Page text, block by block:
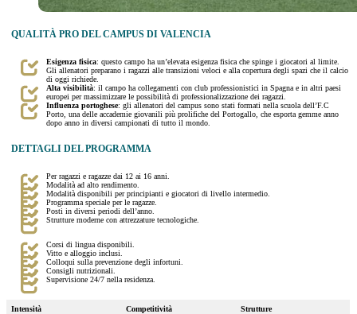
QUALITÀ PRO DEL CAMPUS DI VALENCIA
Esigenza fisica: questo campo ha un’elevata esigenza fisica che spinge i giocatori al limite.
Gli allenatori preparano i ragazzi alle transizioni veloci e alla copertura degli spazi che il calcio
di oggi richiede.
Alta visibilità: il campo ha collegamenti con club professionistici in Spagna e in altri paesi
europei per massimizzare le possibilità di professionalizzazione dei ragazzi.
Influenza portoghese: gli allenatori del campus sono stati formati nella scuola dell’F.C
Porto, una delle accademie giovanili più prolifiche del Portogallo, che esporta gemme anno
dopo anno in diversi campionati di tutto il mondo.
DETTAGLI DEL PROGRAMMA
Per ragazzi e ragazze dai 12 ai 16 anni.
Modalità ad alto rendimento.
Modalità disponibili per principianti e giocatori di livello intermedio.
Programma speciale per le ragazze.
Posti in diversi periodi dell’anno.
Strutture moderne con attrezzature tecnologiche.
Corsi di lingua disponibili.
Vitto e alloggio inclusi.
Colloqui sulla prevenzione degli infortuni.
Consigli nutrizionali.
Supervisione 24/7 nella residenza.
Intensità Competitività
Strutture